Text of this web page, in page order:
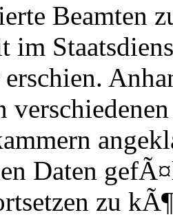
Beamten
im
Daten
zu